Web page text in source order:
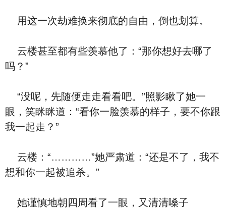
用这一次劫难换来彻底的自由，倒也划算。
云楼甚至都有些羡慕他了：“那你想好去哪了
吗？”
“没呢，先随便走走看看吧。”照影瞅了她一
眼，笑眯眯道：“看你一脸羡慕的样子，要不你跟
我一起走？”
云楼：“…………”她严肃道：“还是不了，我不
想和你一起被追杀。”
她谨慎地朝四周看了一眼，又清清嗓子